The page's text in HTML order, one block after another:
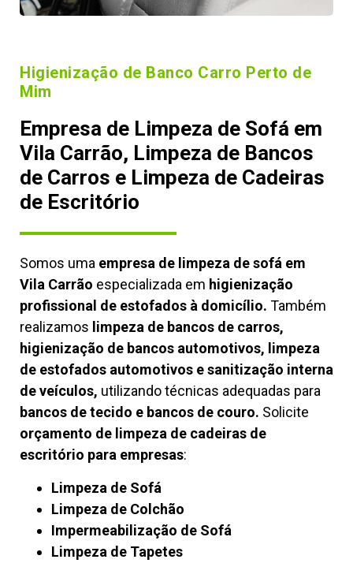
Higienização de Banco Carro Perto de
Mim
Empresa de Limpeza de Sofá em
Vila Carrão, Limpeza de Bancos
de Carros e Limpeza de Cadeiras
de Escritório
Somos uma empresa de limpeza de sofá em
Vila Carrão especializada em higienização
profissional de estofados à domicílio. Também
realizamos limpeza de bancos de carros,
higienização de bancos automotivos, limpeza
de estofados automotivos e sanitização interna
de veículos, utilizando técnicas adequadas para
bancos de tecido e bancos de couro. Solicite
orçamento de limpeza de cadeiras de
escritório para empresas:
Limpeza de Sofá
Limpeza de Colchão
Impermeabilização de Sofá
Limpeza de Tapetes